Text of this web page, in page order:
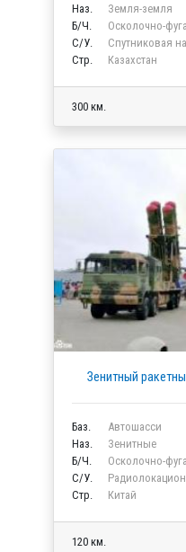
Наз.
Земля-земля
Б/Ч.
Осколочно-
C/У.
Спутниковая
Стр.
Казахстан
300 км.
Зенитный
Баз.
Автошасси
Наз.
Зенитные
Б/Ч.
Осколочно-
C/У.
Стр.
Китай
120 км.